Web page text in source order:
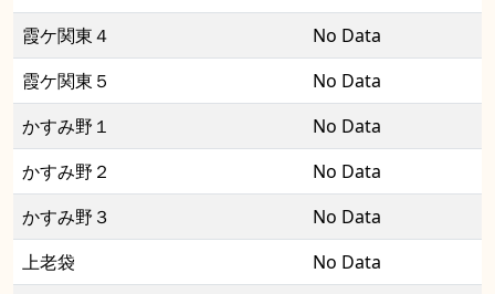
霞ケ関東４
No Data
霞ケ関東５
No Data
かすみ野１
No Data
かすみ野２
No Data
かすみ野３
No Data
上老袋
No Data